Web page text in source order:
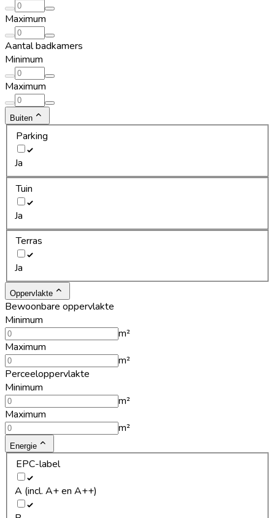
Maximum
Aantal badkamers
Minimum
Maximum
Buiten
Parking
Ja
Tuin
Ja
Terras
Ja
Oppervlakte
Bewoonbare oppervlakte
Minimum
m²
Maximum
m²
Perceeloppervlakte
Minimum
m²
Maximum
m²
Energie
EPC-label
A (incl. A+ en A++)